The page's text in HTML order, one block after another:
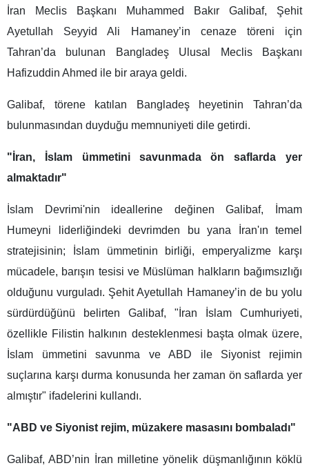
İran Meclis Başkanı Muhammed Bakır Galibaf, Şehit
Ayetullah Seyyid Ali Hamaney’in cenaze töreni için
Tahran’da bulunan Bangladeş Ulusal Meclis Başkanı
Hafizuddin Ahmed ile bir araya geldi.
Galibaf, törene katılan Bangladeş heyetinin Tahran’da
bulunmasından duyduğu memnuniyeti dile getirdi.
"İran, İslam ümmetini savunmada ön saflarda yer
almaktadır"
İslam Devrimi'nin ideallerine değinen Galibaf, İmam
Humeyni liderliğindeki devrimden bu yana İran'ın temel
stratejisinin; İslam ümmetinin birliği, emperyalizme karşı
mücadele, barışın tesisi ve Müslüman halkların bağımsızlığı
olduğunu vurguladı. Şehit Ayetullah Hamaney’in de bu yolu
sürdürdüğünü belirten Galibaf, "İran İslam Cumhuriyeti,
özellikle Filistin halkının desteklenmesi başta olmak üzere,
İslam ümmetini savunma ve ABD ile Siyonist rejimin
suçlarına karşı durma konusunda her zaman ön saflarda yer
almıştır" ifadelerini kullandı.
"ABD ve Siyonist rejim, müzakere masasını bombaladı"
Galibaf, ABD’nin İran milletine yönelik düşmanlığının köklü